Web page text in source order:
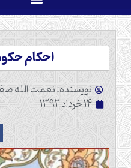
احکام
نویسنده: نعمت الله
14 خرداد 1392